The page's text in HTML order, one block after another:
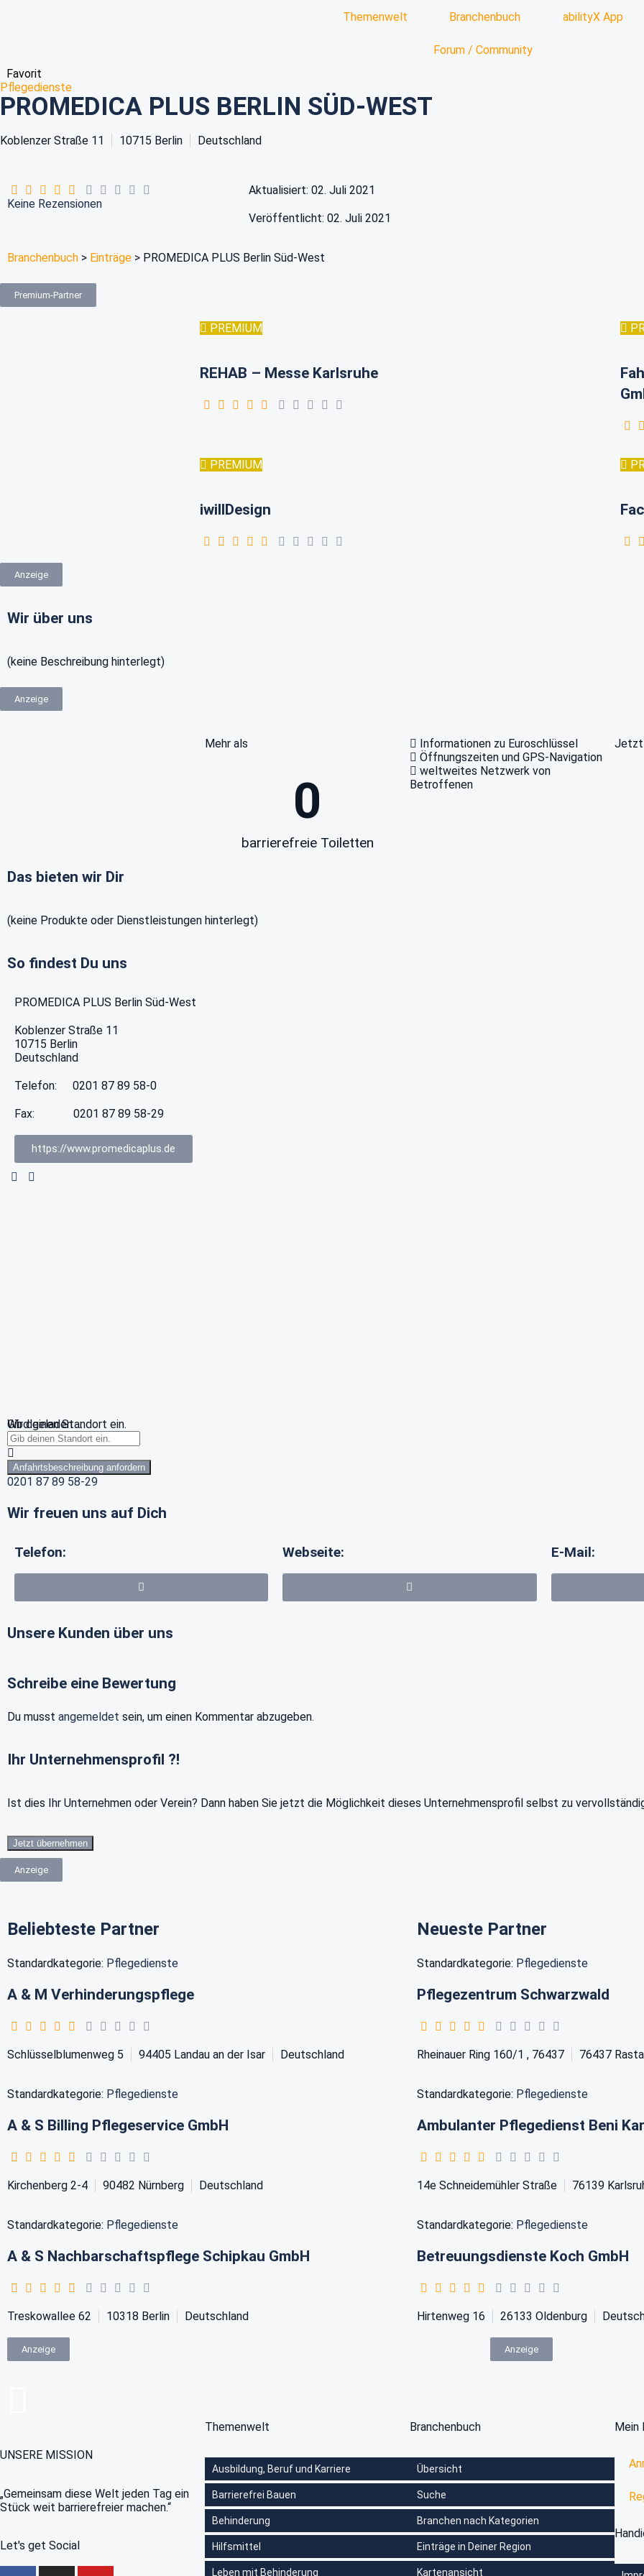
Themenwelt Branchenbuch abilityX App
Forum / Community
Favorit
Pflegedienste
PROMEDICA PLUS BERLIN SÜD-WEST
Koblenzer Straße 11 10715 Berlin Deutschland
Keine Rezensionen
Aktualisiert: 02. Juli 2021
Veröffentlicht: 02. Juli 2021
Branchenbuch > Einträge > PROMEDICA PLUS Berlin Süd-West
Premium-Partner
PREMIUM
REHAB – Messe Karlsruhe
PREMIUM
iwillDesign
Anzeige
Wir über uns
(keine Beschreibung hinterlegt)
Anzeige
Mehr als
barrierefreie Toiletten
0
Informationen zu Euroschlüssel
Öffnungszeiten und GPS-Navigation
weltweites Netzwerk von
Betroffenen
Jetzt
Das bieten wir Dir
(keine Produkte oder Dienstleistungen hinterlegt)
So findest Du uns
PROMEDICA PLUS Berlin Süd-West
Koblenzer Straße 11
10715 Berlin
Deutschland
Telefon: 0201 87 89 58-0
Fax: 0201 87 89 58-29
https://www.promedicaplus.de
Wird geladen …
Gib deinen Standort ein.
Anfahrtsbeschreibung anfordern
0201 87 89 58-29
Wir freuen uns auf Dich
Telefon: Webseite: E-Mail:
Unsere Kunden über uns
Schreibe eine Bewertung
Du musst angemeldet sein, um einen Kommentar abzugeben.
Ihr Unternehmensprofil ?!
Ist dies Ihr Unternehmen oder Verein? Dann haben Sie jetzt die Möglichkeit dieses Unternehmensprofil selbst zu
Jetzt übernehmen
Anzeige
Beliebteste Partner
Standardkategorie: Pflegedienste
A & M Verhinderungspflege
Schlüsselblumenweg 5 94405 Landau an der Isar Deutschland
Standardkategorie: Pflegedienste
A & S Billing Pflegeservice GmbH
Kirchenberg 2-4 90482 Nürnberg Deutschland
Standardkategorie: Pflegedienste
A & S Nachbarschaftspflege Schipkau GmbH
Treskowallee 62 10318 Berlin Deutschland
Neueste Partner
Standardkategorie: Pflegedienste
Pflegezentrum Schwarzwald
Rheinauer Ring 160/1 , 76437 76437
Standardkategorie: Pflegedienste
Ambulanter Pflegedienst Beni
14e Schneidemühler Straße 76139
Standardkategorie: Pflegedienste
Betreuungsdienste Koch GmbH
Hirtenweg 16 26133 Oldenburg
Anzeige Anzeige
UNSERE MISSION
„Gemeinsam diese Welt jeden Tag ein
Stück weit barrierefreier machen.“
Let's get Social
Themenwelt
Ausbildung, Beruf und Karriere
Barrierefrei Bauen
Behinderung
Hilfsmittel
Leben mit Behinderung
Branchenbuch
Übersicht
Suche
Branchen nach Kategorien
Einträge in Deiner Region
Kartenansicht
Mein